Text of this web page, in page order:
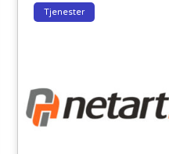
Tjenester